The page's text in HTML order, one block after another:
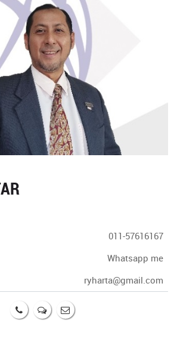
011-57616167
Whatsapp me
ryharta@gmail.com